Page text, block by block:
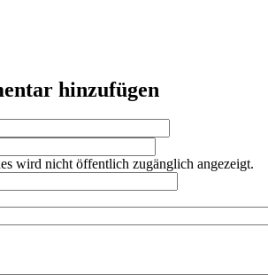
hinzufügen
wird nicht öffentlich zugänglich angezeigt.